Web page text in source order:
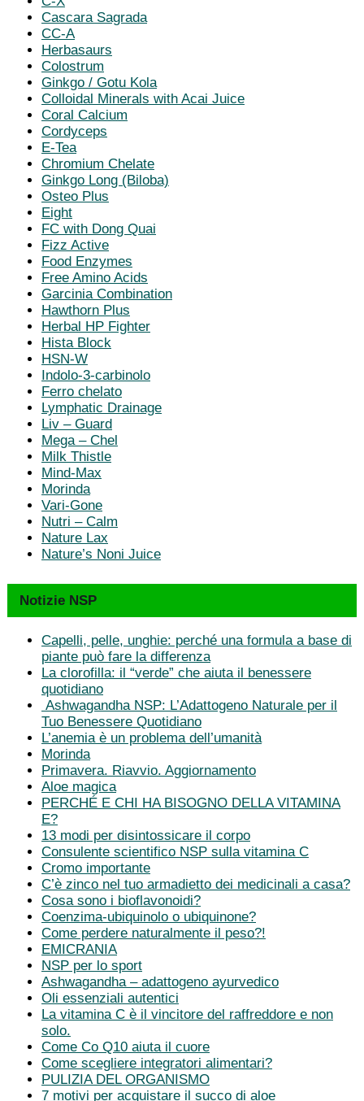
Cascara Sagrada
CC-A
Herbasaurs
Colostrum
Ginkgo / Gotu Kola
Colloidal Minerals with Acai Juice
Coral Calcium
Cordyceps
E-Tea
Chromium Chelate
Ginkgo Long (Biloba)
Osteo Plus
Eight
FC with Dong Quai
Fizz Active
Food Enzymes
Free Amino Acids
Garcinia Combination
Hawthorn Plus
Herbal HP Fighter
Hista Block
HSN-W
Indolo-3-carbinolo
Ferro chelato
Lymphatic Drainage
Liv – Guard
Mega – Chel
Milk Thistle
Mind-Max
Morinda
Vari-Gone
Nutri – Calm
Nature Lax
Nature’s Noni Juice
Notizie NSP
Capelli, pelle, unghie: perché una formula a base di
piante può fare la differenza
La clorofilla: il “verde” che aiuta il benessere
quotidiano
Ashwagandha NSP: L’Adattogeno Naturale per il
Tuo Benessere Quotidiano
L’anemia è un problema dell’umanità
Morinda
Primavera. Riavvio. Aggiornamento
Aloe magica
PERCHÉ E CHI HA BISOGNO DELLA VITAMINA
E?
13 modi per disintossicare il corpo
Consulente scientifico NSP sulla vitamina C
Cromo importante
C’è zinco nel tuo armadietto dei medicinali a casa?
Cosa sono i bioflavonoidi?
Coenzima-ubiquinolo o ubiquinone?
Come perdere naturalmente il peso?!
EMICRANIA
NSP per lo sport
Ashwagandha – adattogeno ayurvedico
Oli essenziali autentici
La vitamina C è il vincitore del raffreddore e non
solo.
Come Co Q10 aiuta il cuore
Come scegliere integratori alimentari?
PULIZIA DEL ORGANISMO
7 motivi per acquistare il succo di aloe